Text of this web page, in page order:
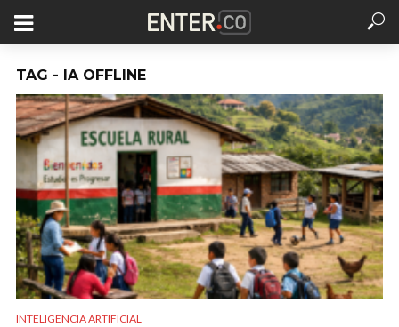
TAG - IA OFFLINE
INTELIGENCIA ARTIFICIAL